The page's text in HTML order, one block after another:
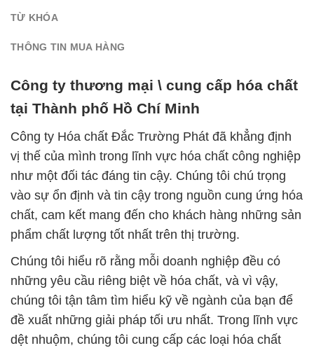
TỪ KHÓA
THÔNG TIN MUA HÀNG
Công ty thương mại \ cung cấp hóa chất
tại Thành phố Hồ Chí Minh
Công ty Hóa chất Đắc Trường Phát đã khẳng định
vị thế của mình trong lĩnh vực hóa chất công nghiệp
như một đối tác đáng tin cậy. Chúng tôi chú trọng
vào sự ổn định và tin cậy trong nguồn cung ứng hóa
chất, cam kết mang đến cho khách hàng những sản
phẩm chất lượng tốt nhất trên thị trường.
Chúng tôi hiểu rõ rằng mỗi doanh nghiệp đều có
những yêu cầu riêng biệt về hóa chất, và vì vậy,
chúng tôi tận tâm tìm hiểu kỹ về ngành của bạn để
đề xuất những giải pháp tối ưu nhất. Trong lĩnh vực
dệt nhuộm, chúng tôi cung cấp các loại hóa chất